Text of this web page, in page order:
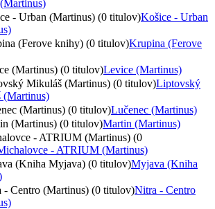
- Urban (Martinus) (0 titulov)Košice - Urban
(Ferove knihy) (0 titulov)Krupina (Ferove
(Martinus) (0 titulov)Levice (Martinus)
Mikuláš (Martinus) (0 titulov)Liptovský
(Martinus)
(Martinus) (0 titulov)Lučenec (Martinus)
(Martinus) (0 titulov)Martin (Martinus)
- ATRIUM (Martinus) (0
- ATRIUM (Martinus)
(Kniha Myjava) (0 titulov)Myjava (Kniha
- Centro (Martinus) (0 titulov)Nitra - Centro